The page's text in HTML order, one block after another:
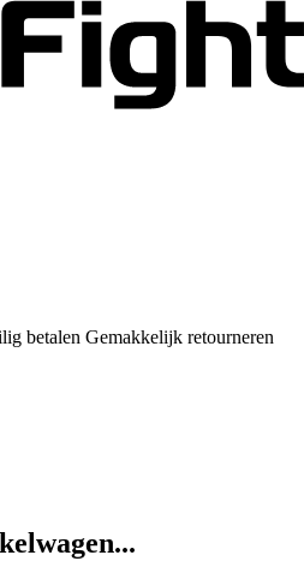
betalen Gemakkelijk retourneren